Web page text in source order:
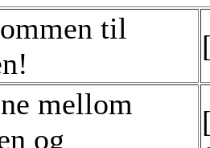
til
mellom
og